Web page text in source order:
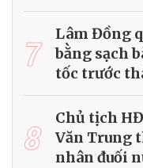
7
Lâm Đồng
bằng sạch
tốc trước
8
Chủ tịch
Văn Trung
nhân đuối